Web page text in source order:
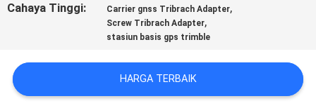
PRIVACY
POLICY
Cahaya Tinggi: Carrier gnss Tribrach Adapter,
Screw Tribrach Adapter,
stasiun basis gps trimble
HARGA TERBAIK